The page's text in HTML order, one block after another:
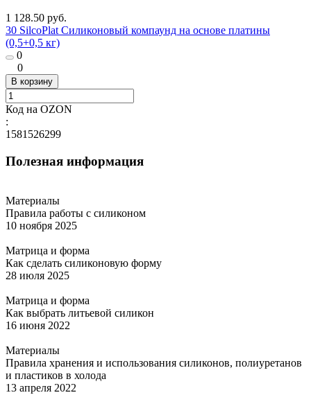
1 128.50 руб.
30 SilcoPlat Силиконовый компаунд на основе платины
(0,5+0,5 кг)
0
0
В корзину
Код на OZON
:
1581526299
Полезная информация
Материалы
Правила работы с силиконом
10 ноября 2025
Матрица и форма
Как сделать силиконовую форму
28 июля 2025
Матрица и форма
Как выбрать литьевой силикон
16 июня 2022
Материалы
Правила хранения и использования силиконов, полиуретанов
и пластиков в холода
13 апреля 2022